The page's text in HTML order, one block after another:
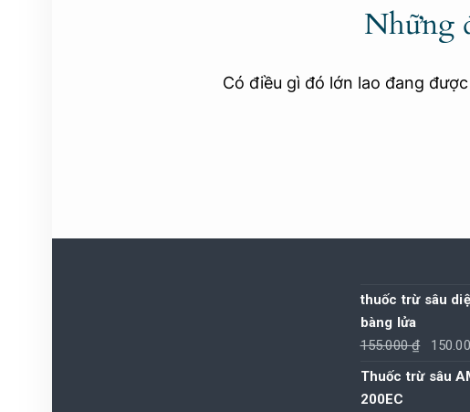
Những
Có điều gì đó lớn lao đang
thuốc trừ sâu
bàng lửa
155.000₫
Giá
gốc
Thuốc trừ sâu
200EC